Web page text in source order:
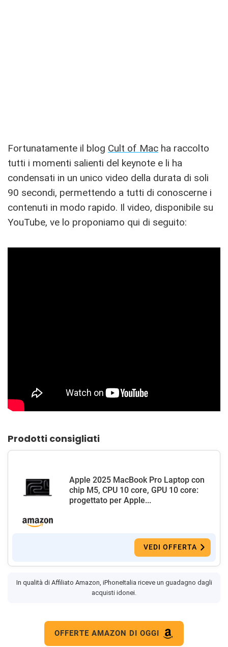
Fortunatamente il blog Cult of Mac ha raccolto
tutti i momenti salienti del keynote e li ha
condensati in un unico video della durata di soli
90 secondi, permettendo a tutti di conoscerne i
contenuti in modo rapido. Il video, disponibile su
YouTube, ve lo proponiamo qui di seguito:
Prodotti consigliati
Apple 2025 MacBook Pro Laptop con
chip M5, CPU 10 core, GPU 10 core:
progettato per Apple...
VEDI OFFERTA
In qualità di Affiliato Amazon, iPhoneItalia riceve un guadagno dagli
acquisti idonei.
OFFERTE AMAZON DI OGGI